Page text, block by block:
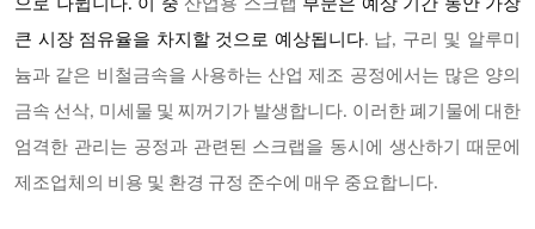
으로 나뉩니다. 이 중 산업용 스크랩 부문은 예상 기간 동안 가장
큰 시장 점유율을 차지할 것으로 예상됩니다. 납, 구리 및 알루미
늄과 같은 비철금속을 사용하는 산업 제조 공정에서는 많은 양의
금속 선삭, 미세물 및 찌꺼기가 발생합니다. 이러한 폐기물에 대한
엄격한 관리는 공정과 관련된 스크랩을 동시에 생산하기 때문에
제조업체의 비용 및 환경 규정 준수에 매우 중요합니다.